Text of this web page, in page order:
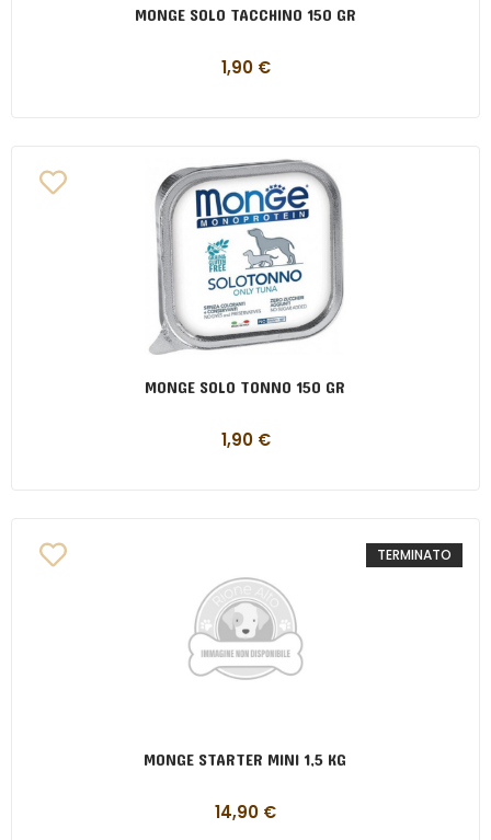
MONGE SOLO TACCHINO 150 GR
1,90 €
MONGE SOLO TONNO 150 GR
1,90 €
TERMINATO
MONGE STARTER MINI 1,5 KG
14,90 €